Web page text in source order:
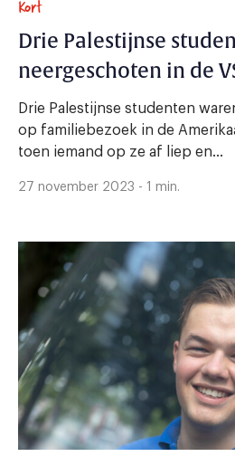
Kort
Drie Palestijnse
neergeschoten in de
Drie Palestijnse studenten
op familiebezoek in de
toen iemand op ze af liep en...
27 november 2023 - 1 min.